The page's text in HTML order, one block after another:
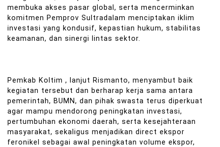
membuka akses pasar global, serta mencerminkan
komitmen Pemprov Sultradalam menciptakan iklim
investasi yang kondusif, kepastian hukum, stabilitas
keamanan, dan sinergi lintas sektor.
Pemkab Koltim , lanjut Rismanto, menyambut baik
kegiatan tersebut dan berharap kerja sama antara
pemerintah, BUMN, dan pihak swasta terus diperkuat
agar mampu mendorong peningkatan investasi,
pertumbuhan ekonomi daerah, serta kesejahteraan
masyarakat, sekaligus menjadikan direct ekspor
feronikel sebagai awal peningkatan volume ekspor,